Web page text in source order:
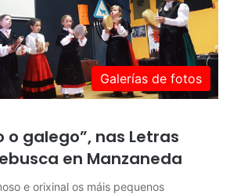
Galerías de fotos
o galego”, nas Letras
en Manzaneda
e orixinal os máis pequenos